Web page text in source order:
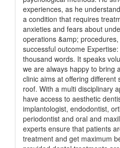
experiences, as he
a condition that requires
anxieties and fears about
operations &amp;
successful outcome
thousand words. It speaks
we are always happy to bring
clinic aims at offering different
roof. With a multi disciplinary
have access to aesthetic
implantologist, endodontist,
periodontist and oral and
experts ensure that patients
treatment and get maximum